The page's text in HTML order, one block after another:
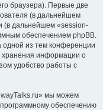
браузера). Первые две
(в дальнейшем
(в дальнейшем «session-
обеспечением phpBB.
одной из тем конференции
хранения информации о
удобство работы с
мы можем
обеспечению